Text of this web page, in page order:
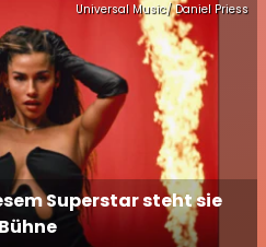
Universal Music/ Daniel Priess
Superstar steht sie